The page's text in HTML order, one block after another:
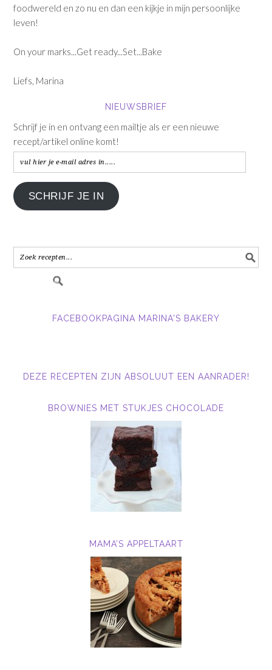
foodwereld en zo nu en dan een kijkje in mijn persoonlijke
leven!
On your marks...Get ready...Set...Bake
Liefs, Marina
NIEUWSBRIEF
Schrijf je in en ontvang een mailtje als er een nieuwe
recept/artikel online komt!
vul
hier
je
e-
in.....
SCHRIJF JE IN
FACEBOOKPAGINA MARINA'S BAKERY
DEZE RECEPTEN ZIJN ABSOLUUT EEN AANRADER!
BROWNIES MET STUKJES CHOCOLADE
MAMA’S APPELTAART